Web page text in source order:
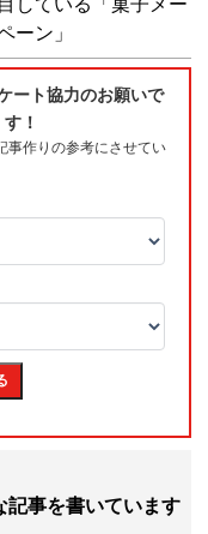
ーン」
記事を書いています